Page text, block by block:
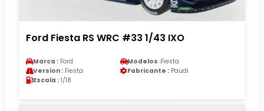
Ford Fiesta RS WRC #33 1/43 IXO
Marca : Ford Modelos :Fiesta
Version : Fiesta Fabricante : Paudi
Escala : 1/18